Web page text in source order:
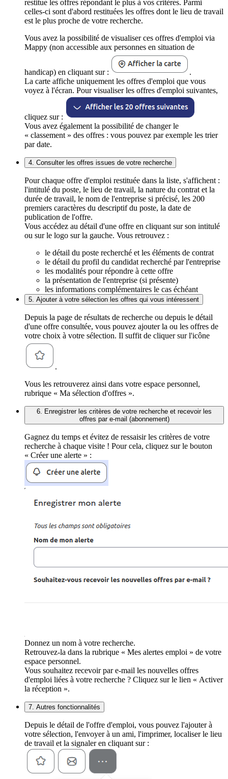
restitue les offres répondant le plus à vos critères. Parmi
celles-ci sont d'abord restituées les offres dont le lieu de travail
est le plus proche de votre recherche.
Vous avez la possibilité de visualiser ces offres d'emploi via
Mappy (non accessible aux personnes en situation de
handicap) en cliquant sur :
.
La carte affiche uniquement les offres d'emploi que vous
voyez à l'écran. Pour visualiser les offres d'emploi suivantes,
cliquez sur :
Vous avez également la possibilité de changer le
« classement » des offres : vous pouvez par exemple les trier
par date.
4. Consulter les offres issues de votre recherche
Pour chaque offre d'emploi restituée dans la liste, s'affichent :
l'intitulé du poste, le lieu de travail, la nature du contrat et la
durée de travail, le nom de l'entreprise si précisé, les 200
premiers caractères du descriptif du poste, la date de
publication de l'offre.
Vous accédez au détail d'une offre en cliquant sur son intitulé
ou sur le logo sur la gauche. Vous retrouvez :
le détail du poste recherché et les éléments de contrat
le détail du profil du candidat recherché par l'entreprise
les modalités pour répondre à cette offre
la présentation de l'entreprise (si présente)
les informations complémentaires le cas échéant
5. Ajouter à votre sélection les offres qui vous intéressent
Depuis la page de résultats de recherche ou depuis le détail
d'une offre consultée, vous pouvez ajouter la ou les offres de
votre choix à votre sélection. Il suffit de cliquer sur l'icône
.
Vous les retrouverez ainsi dans votre espace personnel,
rubrique « Ma sélection d'offres ».
6. Enregistrer les critères de votre recherche et recevoir les
offres par e-mail (abonnement)
Gagnez du temps et évitez de ressaisir les critères de votre
recherche à chaque visite ! Pour cela, cliquez sur le bouton
« Créer une alerte » :
Donnez un nom à votre recherche.
Retrouvez-la dans la rubrique « Mes alertes emploi » de votre
espace personnel.
Vous souhaitez recevoir par e-mail les nouvelles offres
d'emploi liées à votre recherche ? Cliquez sur le lien « Activer
la réception ».
7. Autres fonctionnalités
Depuis le détail de l'offre d'emploi, vous pouvez l'ajouter à
votre sélection, l'envoyer à un ami, l'imprimer, localiser le lieu
de travail et la signaler en cliquant sur :